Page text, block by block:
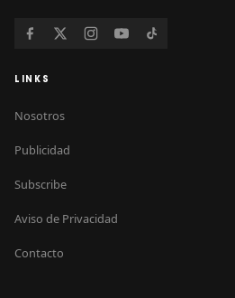
LINKS
Nosotros
Publicidad
Subscribe
Aviso de Privacidad
Contacto